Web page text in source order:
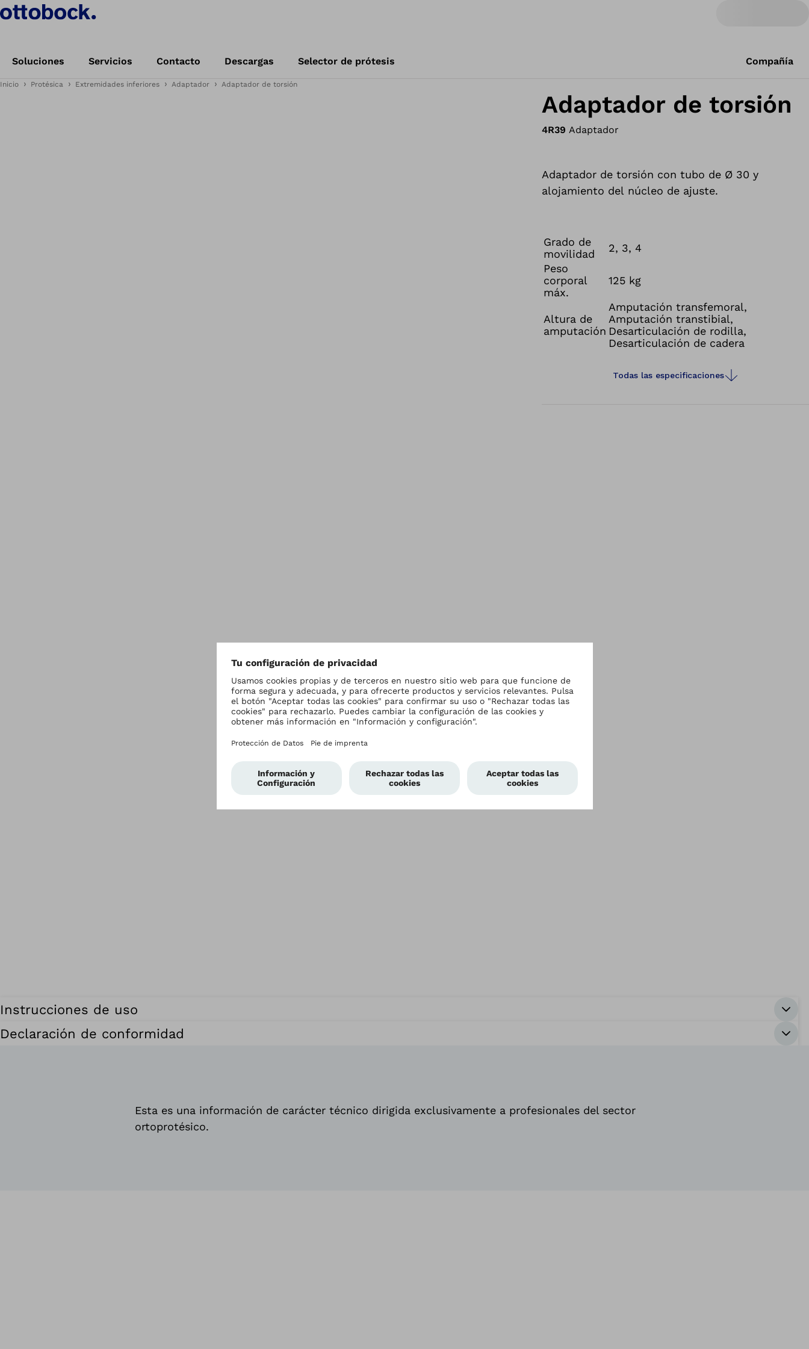
Soluciones Servicios Contacto Descargas Selector de prótesis Compañía
Inicio Protésica Extremidades inferiores Adaptador Adaptador de torsión
Adaptador de torsión
4R39 Adaptador
Adaptador de torsión con tubo de Ø 30 y
alojamiento del núcleo de ajuste.
Grado de
movilidad
2, 3, 4
Peso
corporal
máx.
125 kg
Altura de
amputación
Amputación transfemoral,
Amputación transtibial,
Desarticulación de rodilla,
Desarticulación de cadera
Todas las especificaciones
Instrucciones de uso
Declaración de conformidad
Esta es una información de carácter técnico dirigida exclusivamente a profesionales del sector
ortoprotésico.